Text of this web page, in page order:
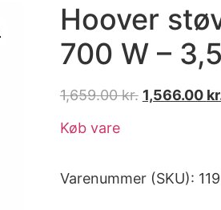
Hoover
700 W –
1,659.00kr. 1,566.00
Køb vare
Varenummer (SKU):